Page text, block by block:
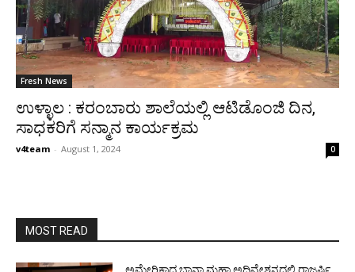
Fresh News
ಉಳ್ಳಾಲ : ಕರಂಬಾರು ಶಾಲೆಯಲ್ಲಿ ಆಟಿಡೊಂಜಿ ದಿನ,
ಸಾಧಕರಿಗೆ ಸನ್ಮಾನ ಕಾರ್ಯಕ್ರಮ
v4team - August 1, 2024 0
MOST READ